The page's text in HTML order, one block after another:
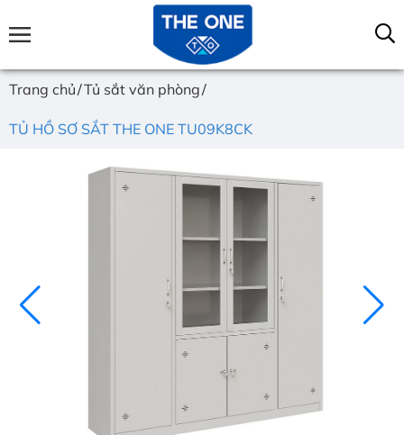
Trang chủ Tủ sắt văn phòng
TỦ HỒ SƠ SẮT THE ONE TU09K8CK